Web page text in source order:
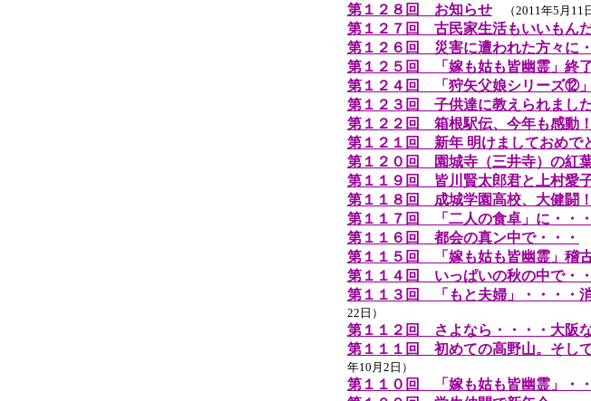
第１２８回 お知らせ （2011年5月11
第１２７回 古民家生活もいいもん
第１２６回 災害に遭われた方々に・
第１２５回 「嫁も姑も皆幽霊」終了
第１２４回 「狩矢父娘シリーズ⑫」
第１２３回 子供達に教えられました
第１２２回 箱根駅伝、今年も感動！
第１２１回 新年 明けましておめで
第１２０回 園城寺（三井寺）の紅
第１１９回 皆川賢太郎君と上村愛
第１１８回 成城学園高校、大健闘！
第１１７回 「二人の食卓」に・・・
第１１６回 都会の真ン中で・・・
第１１５回 「嫁も姑も皆幽霊」稽
第１１４回 いっぱいの秋の中で・
第１１３回 「もと夫婦」・・・・
22日）
第１１２回 さよなら・・・・大阪
第１１１回 初めての高野山。そし
年10月2日）
第１１０回 「嫁も姑も皆幽霊」・